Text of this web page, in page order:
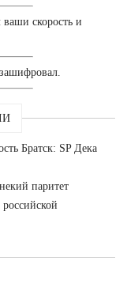
скорость и
Братск: SP Дека
паритет